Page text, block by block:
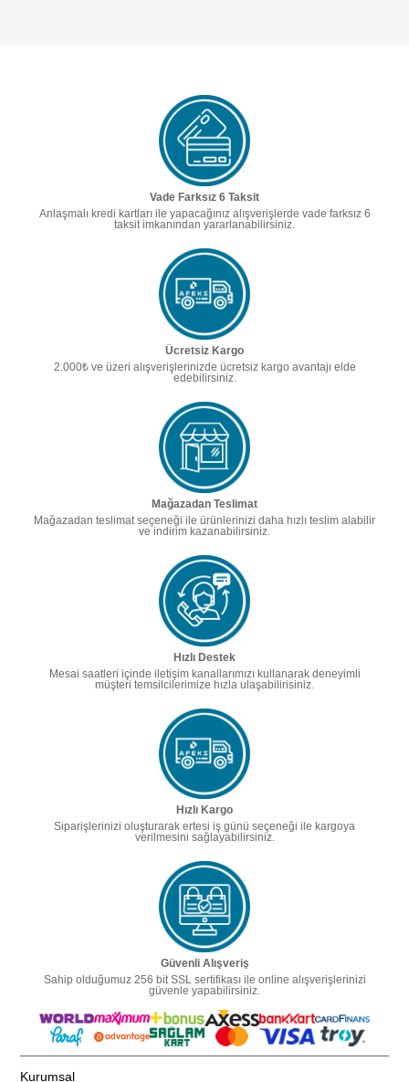
Vade Farksız 6 Taksit
Anlaşmalı kredi kartları ile yapacağınız alışverişlerde vade farksız 6
taksit imkanından yararlanabilirsiniz.
Ücretsiz Kargo
2.000₺ ve üzeri alışverişlerinizde ücretsiz kargo avantajı elde
edebilirsiniz.
Mağazadan Teslimat
Mağazadan teslimat seçeneği ile ürünlerinizi daha hızlı teslim alabilir
ve indirim kazanabilirsiniz.
Hızlı Destek
Mesai saatleri içinde iletişim kanallarımızı kullanarak deneyimli
müşteri temsilcilerimize hızla ulaşabilirisiniz.
Hızlı Kargo
Siparişlerinizi oluşturarak ertesi iş günü seçeneği ile kargoya
verilmesini sağlayabilirsiniz.
Güvenli Alışveriş
Sahip olduğumuz 256 bit SSL sertifikası ile online alışverişlerinizi
güvenle yapabilirsiniz.
Kurumsal